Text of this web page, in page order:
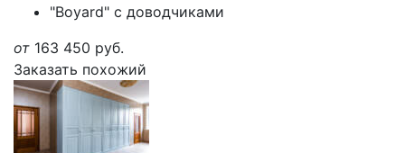
"Boyard" с доводчиками
от 163 450 руб.
Заказать похожий